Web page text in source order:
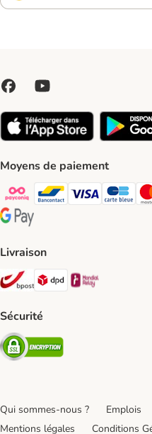
Moyens de paiement
Payconiq Payment Method
bancontact Payment
Visa Payment
carte
Google Pay Payment Method
Livraison
Bpost Shipping Method
DPD Shipping
Sécurité
Security
Qui sommes-nous ? Emplois
Mentions légales
Conditions